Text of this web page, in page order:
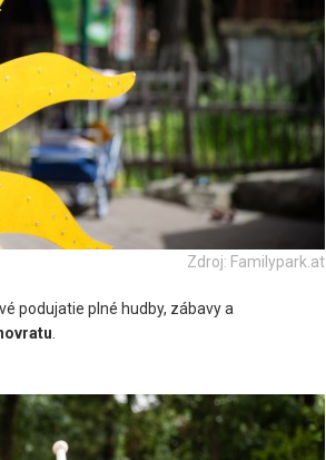
Zdroj: Familypark.at
podujatie plné hudby, zábavy a